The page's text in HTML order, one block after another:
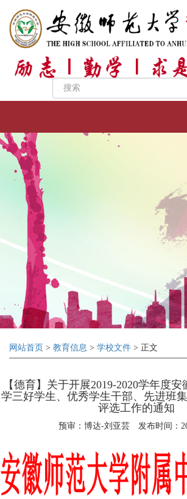
网站首页 > 教育信息 > 学校文件 > 正文
【德育】关于开展2019-2020学年度
学三好学生、优秀学生干部、先进班
评选工作的通知
预审：博达-刘亚芸 发布时间：